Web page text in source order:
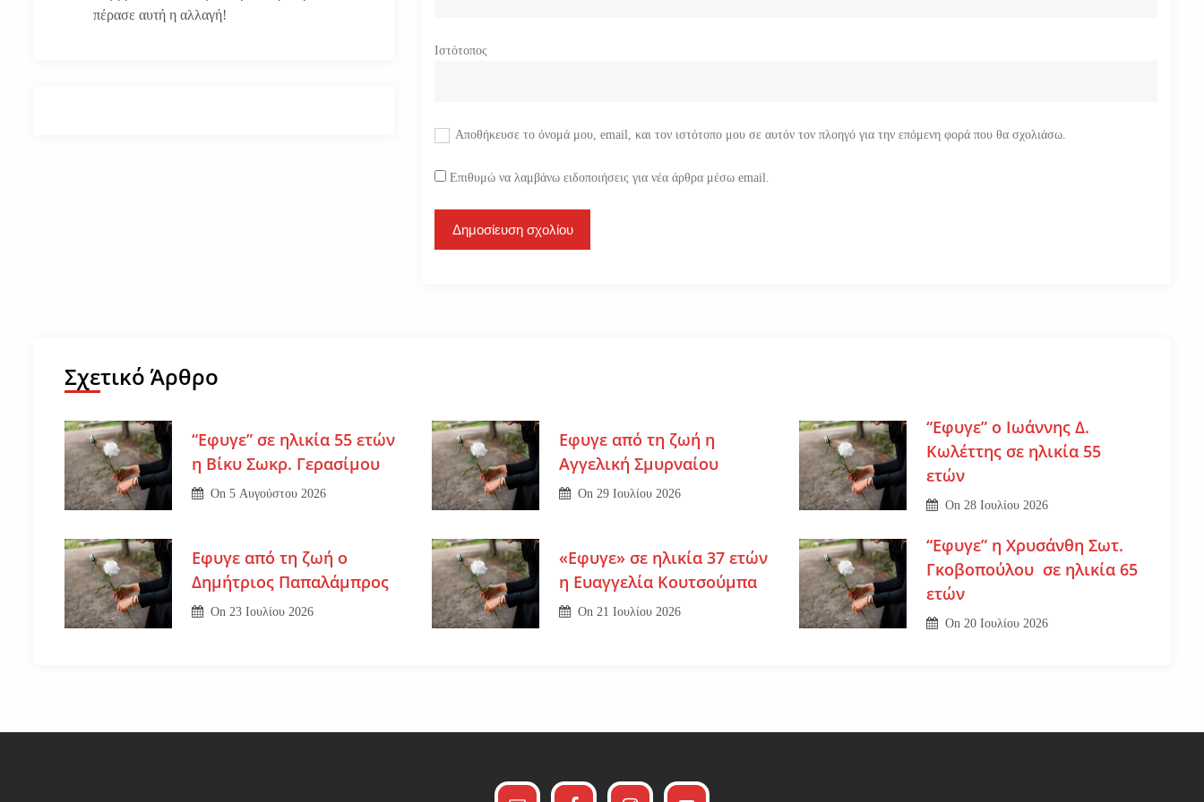
Ιστότοπος
Αποθήκευσε το όνομά μου, email, και τον ιστότοπο μου σε αυτόν τον πλοηγό για την επόμενη φορά που θα σχολιάσω.
Επιθυμώ να λαμβάνω ειδοποιήσεις για νέα άρθρα μέσω email.
πέρασε αυτή η αλλαγή!
Σχετικό Άρθρο
“Εφυγε” σε ηλικία 55 ετών
η Βίκυ Σωκρ. Γερασίμου
On5 Αυγούστου 2026
Εφυγε από τη ζωή η
Αγγελική Σμυρναίου
On 29 Ιουλίου 2026
“Εφυγε” ο Ιωάννης Δ.
Κωλέττης σε ηλικία 55
ετών
On28 Ιουλίου 2026
Εφυγε από τη ζωή ο
Δημήτριος Παπαλάμπρος
On 23 Ιουλίου 2026
«Εφυγε» σε ηλικία 37 ετών
η Ευαγγελία Κουτσούμπα
On 21 Ιουλίου 2026
“Εφυγε” η Χρυσάνθη Σωτ.
Γκοβοπούλου σε ηλικία 65
ετών
On20 Ιουλίου 2026